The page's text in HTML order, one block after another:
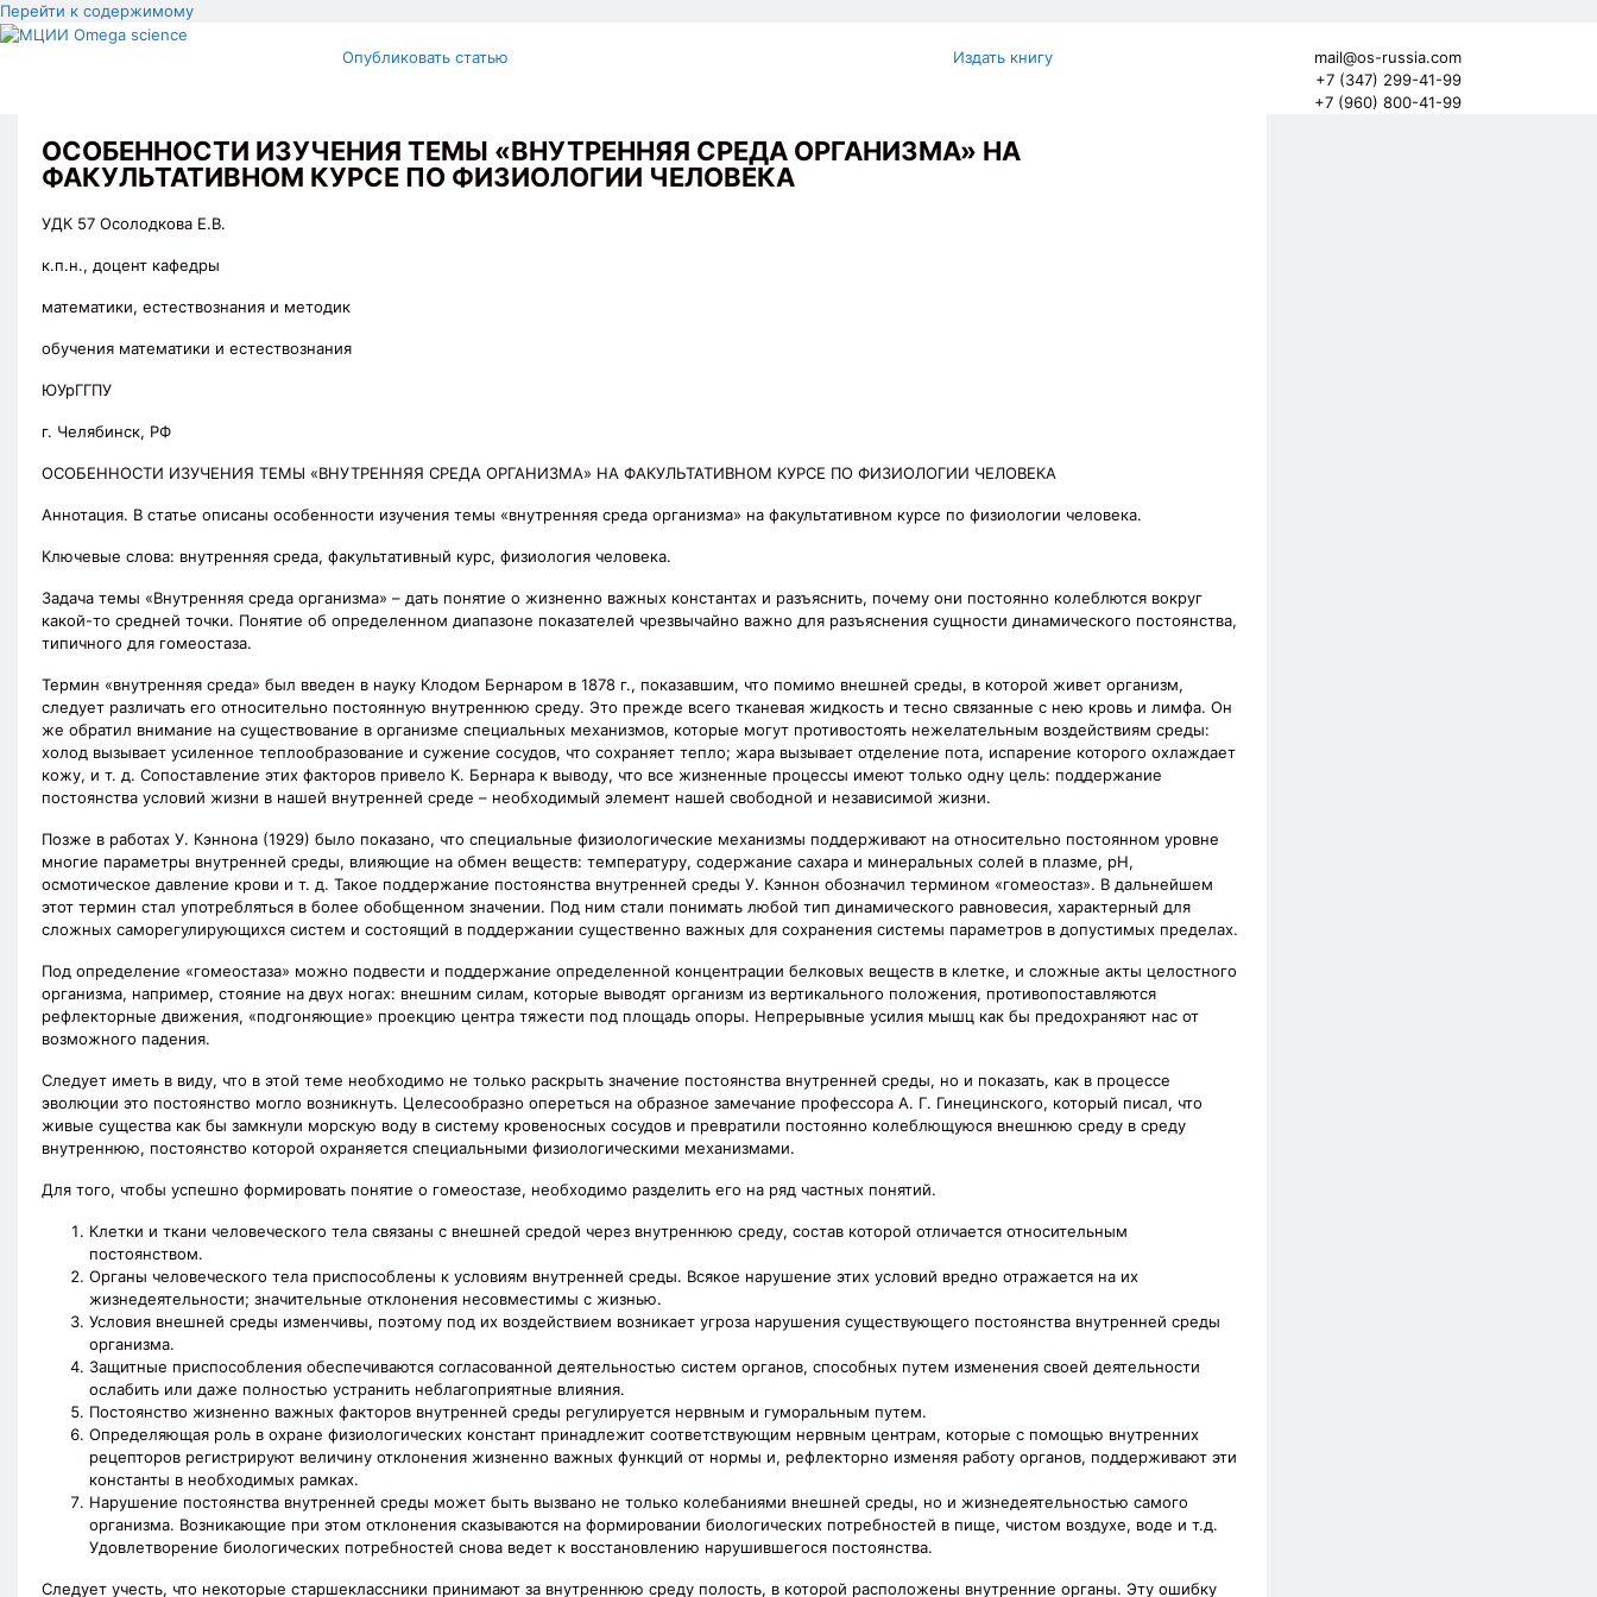
Перейти к содержимому
Опубликовать статью Издать книгу
mail@os-russia.com
+7 (347) 299-41-99
+7 (960) 800-41-99
ОСОБЕННОСТИ ИЗУЧЕНИЯ ТЕМЫ «ВНУТРЕННЯЯ СРЕДА ОРГАНИЗМА» НА
ФАКУЛЬТАТИВНОМ КУРСЕ ПО ФИЗИОЛОГИИ ЧЕЛОВЕКА
УДК 57 Осолодкова Е.В.
к.п.н., доцент кафедры
математики, естествознания и методик
обучения математики и естествознания
ЮУрГГПУ
г. Челябинск, РФ
ОСОБЕННОСТИ ИЗУЧЕНИЯ ТЕМЫ «ВНУТРЕННЯЯ СРЕДА ОРГАНИЗМА» НА ФАКУЛЬТАТИВНОМ КУРСЕ ПО ФИЗИОЛОГИИ ЧЕЛОВЕКА
Аннотация. В статье описаны особенности изучения темы «внутренняя среда организма» на факультативном курсе по физиологии человека.
Ключевые слова: внутренняя среда, факультативный курс, физиология человека.
Задача темы «Внутренняя среда организма» – дать понятие о жизненно важных константах и разъяснить, почему они постоянно колеблются вокруг
какой-то средней точки. Понятие об определенном диапазоне показателей чрезвычайно важно для разъяснения сущности динамического постоянства,
типичного для гомеостаза.
Термин «внутренняя среда» был введен в науку Клодом Бернаром в 1878 г., показавшим, что помимо внешней среды, в которой живет организм,
следует различать его относительно постоянную внутреннюю среду. Это прежде всего тканевая жидкость и тесно связанные с нею кровь и лимфа. Он
же обратил внимание на существование в организме специальных механизмов, которые могут противостоять нежелательным воздействиям среды:
холод вызывает усиленное теплообразование и сужение сосудов, что сохраняет тепло; жара вызывает отделение пота, испарение которого охлаждает
кожу, и т. д. Сопоставление этих факторов привело К. Бернара к выводу, что все жизненные процессы имеют только одну цель: поддержание
постоянства условий жизни в нашей внутренней среде – необходимый элемент нашей свободной и независимой жизни.
Позже в работах У. Кэннона (1929) было показано, что специальные физиологические механизмы поддерживают на относительно постоянном уровне
многие параметры внутренней среды, влияющие на обмен веществ: температуру, содержание сахара и минеральных солей в плазме, рН,
осмотическое давление крови и т. д. Такое поддержание постоянства внутренней среды У. Кэннон обозначил термином «гомеостаз». В дальнейшем
этот термин стал употребляться в более обобщенном значении. Под ним стали понимать любой тип динамического равновесия, характерный для
сложных саморегулирующихся систем и состоящий в поддержании существенно важных для сохранения системы параметров в допустимых пределах.
Под определение «гомеостаза» можно подвести и поддержание определенной концентрации белковых веществ в клетке, и сложные акты целостного
организма, например, стояние на двух ногах: внешним силам, которые выводят организм из вертикального положения, противопоставляются
рефлекторные движения, «подгоняющие» проекцию центра тяжести под площадь опоры. Непрерывные усилия мышц как бы предохраняют нас от
возможного падения.
Следует иметь в виду, что в этой теме необходимо не только раскрыть значение постоянства внутренней среды, но и показать, как в процессе
эволюции это постоянство могло возникнуть. Целесообразно опереться на образное замечание профессора А. Г. Гинецинского, который писал, что
живые существа как бы замкнули морскую воду в систему кровеносных сосудов и превратили постоянно колеблющуюся внешнюю среду в среду
внутреннюю, постоянство которой охраняется специальными физиологическими механизмами.
Для того, чтобы успешно формировать понятие о гомеостазе, необходимо разделить его на ряд частных понятий.
Клетки и ткани человеческого тела связаны с внешней средой через внутреннюю среду, состав которой отличается относительным
постоянством.
Органы человеческого тела приспособлены к условиям внутренней среды. Всякое нарушение этих условий вредно отражается на их
жизнедеятельности; значительные отклонения несовместимы с жизнью.
Условия внешней среды изменчивы, поэтому под их воздействием возникает угроза нарушения существующего постоянства внутренней среды
организма.
Защитные приспособления обеспечиваются согласованной деятельностью систем органов, способных путем изменения своей деятельности
ослабить или даже полностью устранить неблагоприятные влияния.
Постоянство жизненно важных факторов внутренней среды регулируется нервным и гуморальным путем.
Определяющая роль в охране физиологических констант принадлежит соответствующим нервным центрам, которые с помощью внутренних
рецепторов регистрируют величину отклонения жизненно важных функций от нормы и, рефлекторно изменяя работу органов, поддерживают эти
константы в необходимых рамках.
Нарушение постоянства внутренней среды может быть вызвано не только колебаниями внешней среды, но и жизнедеятельностью самого
организма. Возникающие при этом отклонения сказываются на формировании биологических потребностей в пище, чистом воздухе, воде и т.д.
Удовлетворение биологических потребностей снова ведет к восстановлению нарушившегося постоянства.
Следует учесть, что некоторые старшеклассники принимают за внутреннюю среду полость, в которой расположены внутренние органы. Эту ошибку